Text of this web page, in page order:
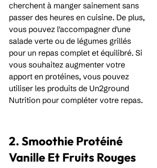
cherchent à manger sainement sans
passer des heures en cuisine. De plus,
vous pouvez l'accompagner d'une
salade verte ou de légumes grillés
pour un repas complet et équilibré. Si
vous souhaitez augmenter votre
apport en protéines, vous pouvez
utiliser les produits de Un2ground
Nutrition pour compléter votre repas.
2. Smoothie Protéiné
Vanille Et Fruits Rouges